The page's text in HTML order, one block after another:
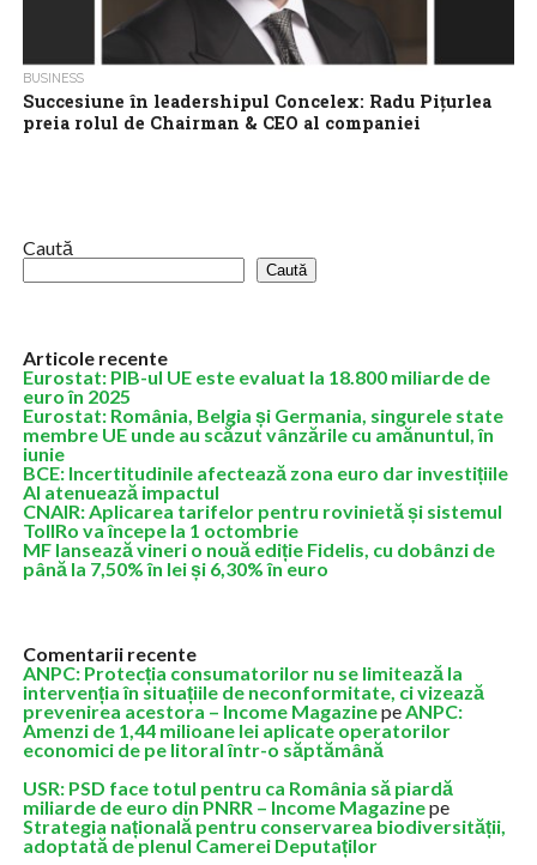
BUSINESS
Succesiune în leadershipul Concelex: Radu Pițurlea
preia rolul de Chairman & CEO al companiei
Caută
Caută
Articole recente
Eurostat: PIB-ul UE este evaluat la 18.800 miliarde de
euro în 2025
Eurostat: România, Belgia și Germania, singurele state
membre UE unde au scăzut vânzările cu amănuntul, în
iunie
BCE: Incertitudinile afectează zona euro dar investițiile
AI atenuează impactul
CNAIR: Aplicarea tarifelor pentru rovinietă și sistemul
TollRo va începe la 1 octombrie
MF lansează vineri o nouă ediție Fidelis, cu dobânzi de
până la 7,50% în lei și 6,30% în euro
Comentarii recente
ANPC: Protecția consumatorilor nu se limitează la
intervenția în situațiile de neconformitate, ci vizează
prevenirea acestora – Income MagazinepeANPC:
Amenzi de 1,44 milioane lei aplicate operatorilor
economici de pe litoral într-o săptămână
USR: PSD face totul pentru ca România să piardă
miliarde de euro din PNRR – Income Magazinepe
Strategia națională pentru conservarea biodiversității,
adoptată de plenul Camerei Deputaților